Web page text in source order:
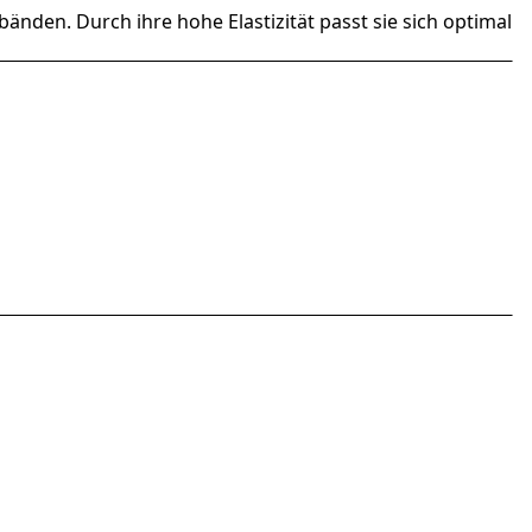
Durch ihre hohe Elastizität passt sie sich optimal